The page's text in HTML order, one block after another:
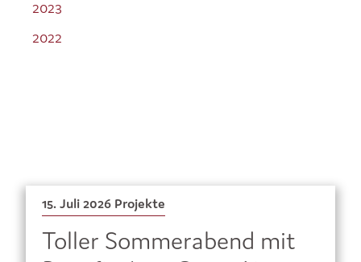
2023
2022
15. Juli 2026 Projekte
Toller Sommerabend mit